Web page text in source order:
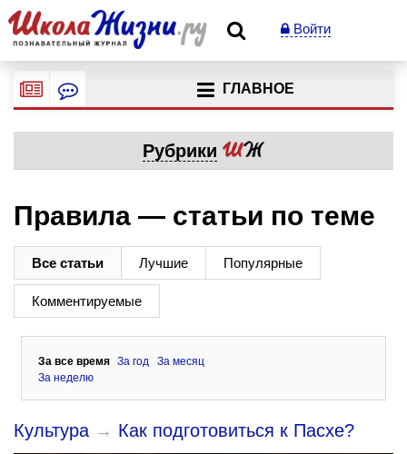
Войти
ГЛАВНОЕ
Рубрики
Правила — статьи по теме
Все статьи Лучшие Популярные
Комментируемые
За все время За год
За месяц
За неделю
Культура → Как подготовиться к Пасхе?